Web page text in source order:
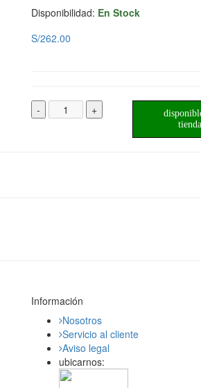
Disponibilidad: En Stock
S/262.00
- +
tienda
Información
Nosotros
Servicio al cliente
Aviso legal
ubicarnos: